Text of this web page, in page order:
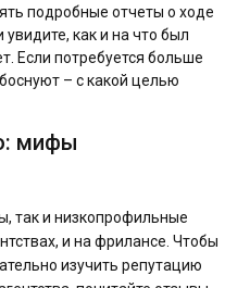
подробные отчеты о ходе
как и на что был
Если потребуется больше
– с какой целью
мифы
так и низкопрофильные
и на фрилансе. Чтобы
изучить репутацию